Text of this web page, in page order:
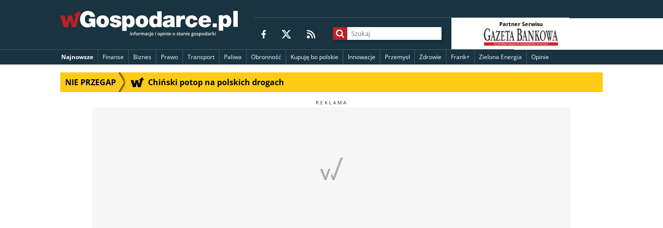
Partner Serwisu
Najnowsze Finanse Biznes Prawo Transport Paliwa Obronność Kupuję bo polskie Innowacje Przemysł Zdrowie Frank+ Zielona Energia Opinie
NIE PRZEGAP Chiński potop na polskich drogach